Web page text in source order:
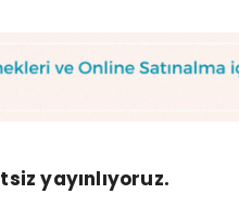
yayınlıyoruz.